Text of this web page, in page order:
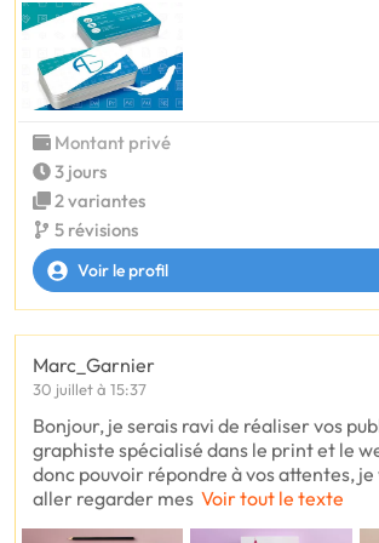
Montant privé
3 jours
2 variantes
5 révisions
Voir le profil
Marc_Garnier
30 juillet à 15:37
Bonjour, je serais ravi de réaliser vos
graphiste spécialisé dans le print et le
donc pouvoir répondre à vos attentes, je
aller regarder mes Voir tout le texte